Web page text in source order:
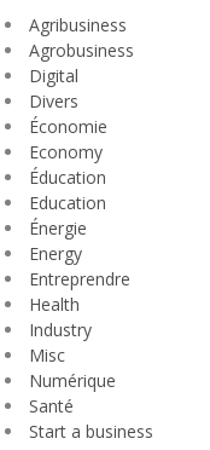
Agribusiness
Agrobusiness
Digital
Divers
Économie
Economy
Éducation
Education
Énergie
Energy
Entreprendre
Health
Industry
Misc
Numérique
Santé
Start a business